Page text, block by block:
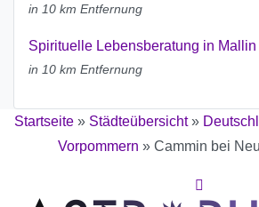
in 10 km Entfernung
Spirituelle Lebensberatung in Mallin
in 10 km Entfernung
Startseite » Städteübersicht»
Vorpommern » Cammin bei